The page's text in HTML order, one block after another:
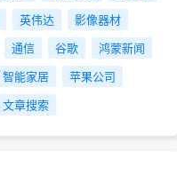
英伟达
影像器材
通信 谷歌
鸿蒙新闻
智能家居
苹果公司
文章搜索